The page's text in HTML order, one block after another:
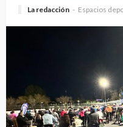
La redacción Espacios